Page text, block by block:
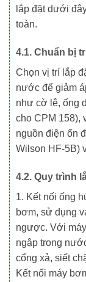
lắp đặt dưới
toàn.
4.1. Chuẩn bị
Chọn vị trí lắp
nước để giảm
như cờ lê, ống
cho CPM 158),
nguồn điện ổn
Wilson HF-5B)
4.2. Quy trình
1. Kết nối ống
bơm, sử dụng
ngược. Với
ngập trong
cổng xả, siết
Kết nối máy